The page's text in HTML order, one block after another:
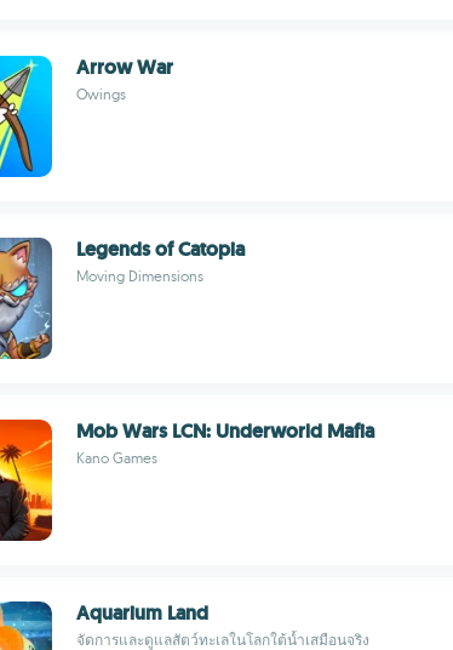
Arrow War
Owings
Legends of Catopia
Moving Dimensions
Mob Wars LCN: Underworld Mafia
Kano Games
Aquarium Land
จัดการและดูแลสัตว์ทะเลในโลกใต้น้ำเสมือนจริง